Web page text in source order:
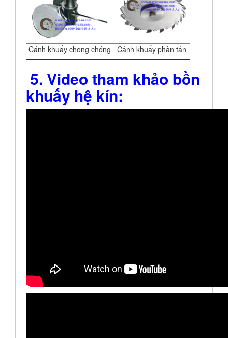
Cánh khuấy chong chóng Cánh khuấy phân tán
5. Video tham khảo bồn
khuấy hệ kín: